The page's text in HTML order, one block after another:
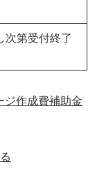
次第受付終了
ジ作成費補助金